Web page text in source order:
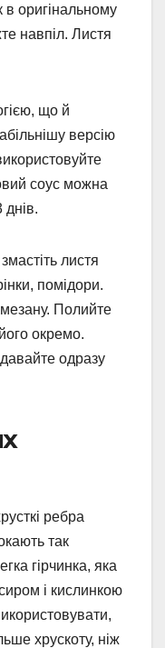
в оригінальному
навпіл. Листя
що й
версію
соус можна
днів.
листя
помідори.
Полийте
окремо.
одразу
ребра
так
гірчинка, яка
і кислинкою
хрускоту, ніж